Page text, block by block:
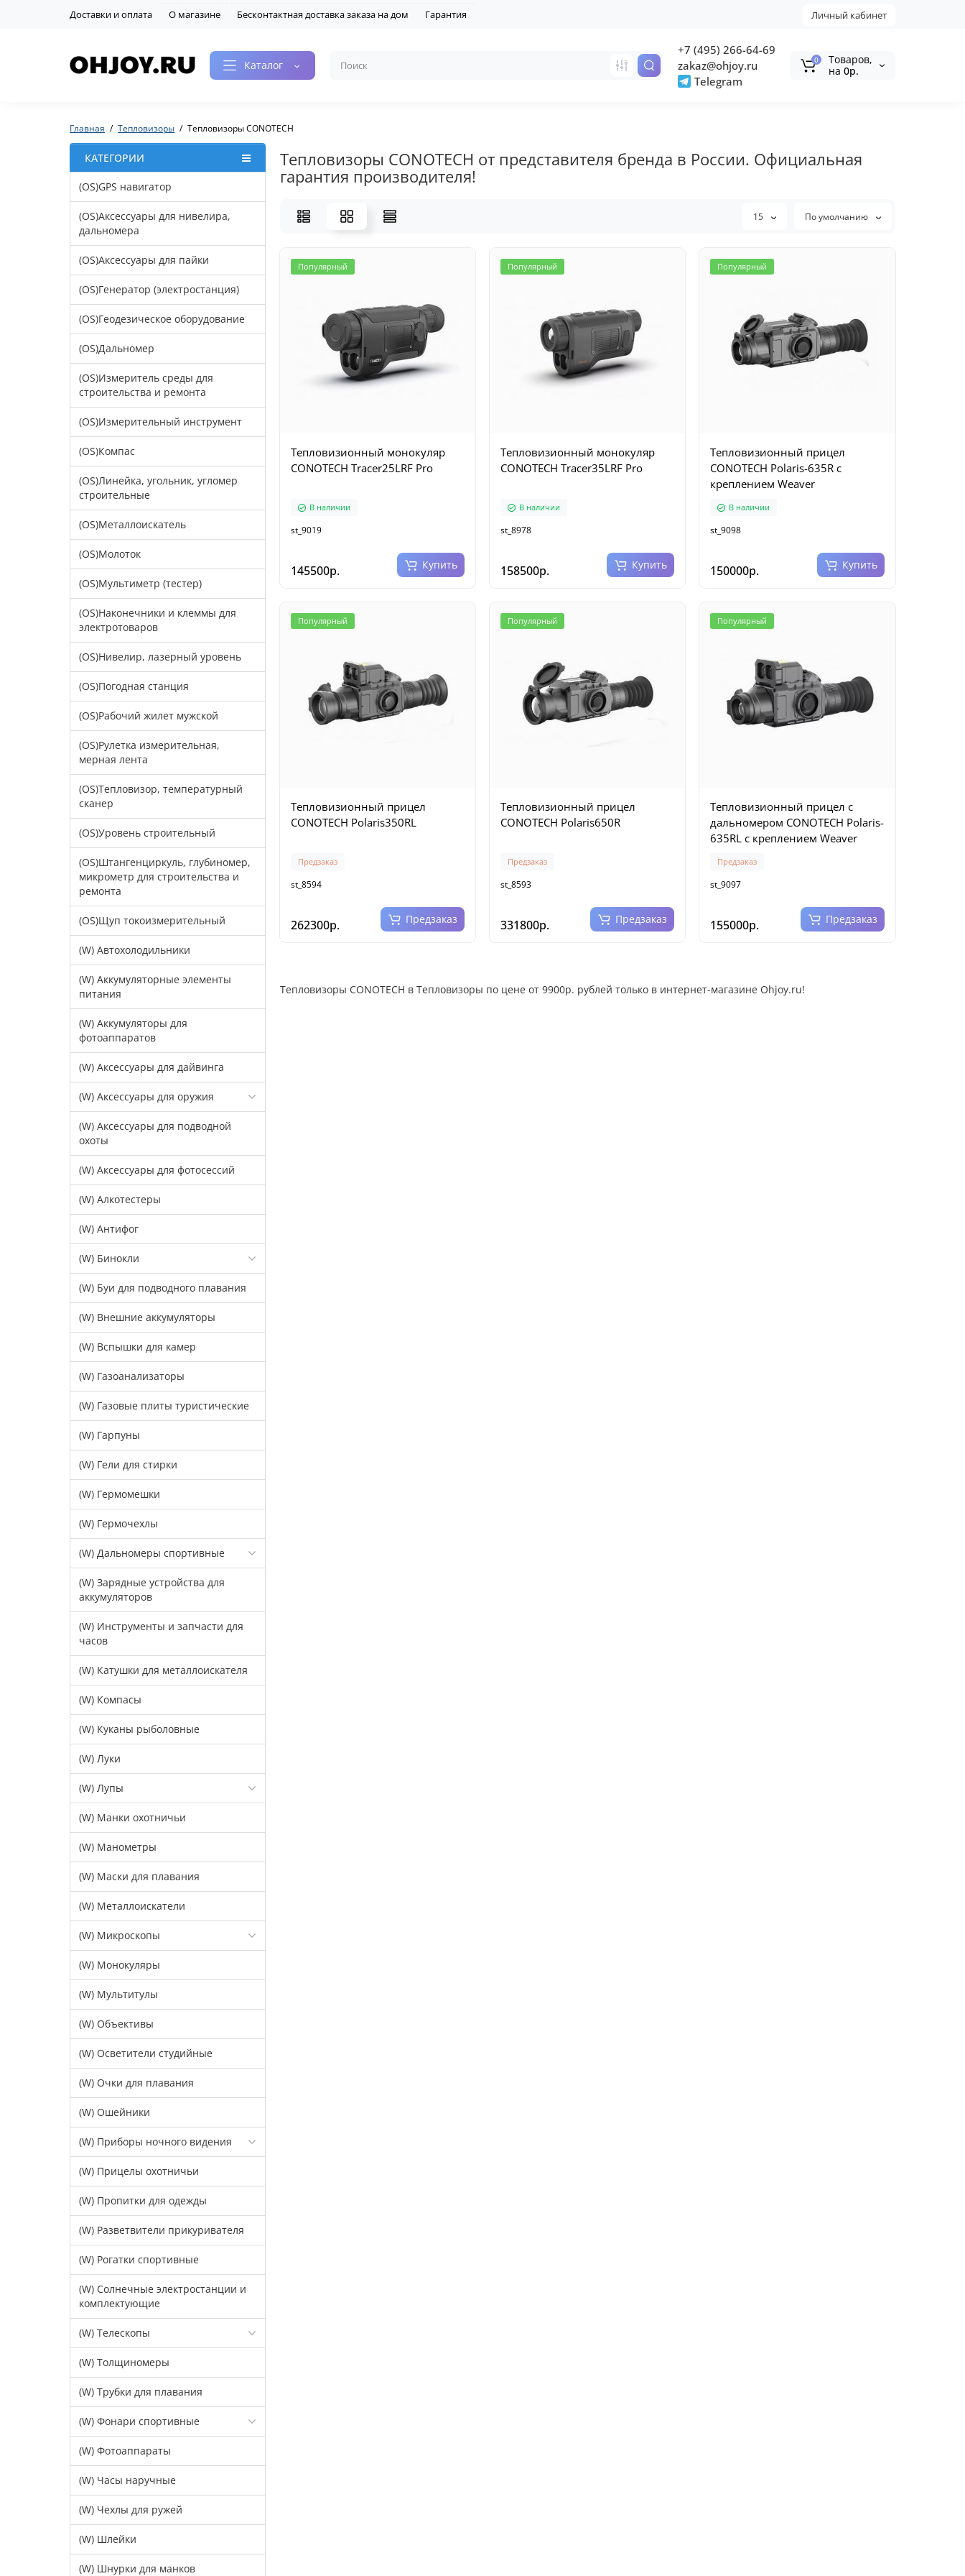
Доставки и оплата О магазине Бесконтактная доставка заказа на дом Гарантия Личный кабинет
Каталог
+7 (495) 266-64-69
zakaz@ohjoy.ru
Telegram
0
Tоваров,
на 0р.
Главная Тепловизоры Тепловизоры CONOTECH
КАТЕГОРИИ
(OS)GPS навигатор
(OS)Аксессуары для нивелира,
дальномера
(OS)Аксессуары для пайки
(OS)Генератор (электростанция)
(OS)Геодезическое оборудование
(OS)Дальномер
(OS)Измеритель среды для
строительства и ремонта
(OS)Измерительный инструмент
(OS)Компас
(OS)Линейка, угольник, угломер
строительные
(OS)Металлоискатель
(OS)Молоток
(OS)Мультиметр (тестер)
(OS)Наконечники и клеммы для
электротоваров
(OS)Нивелир, лазерный уровень
(OS)Погодная станция
(OS)Рабочий жилет мужской
(OS)Рулетка измерительная,
мерная лента
(OS)Тепловизор, температурный
сканер
(OS)Уровень строительный
(OS)Штангенциркуль, глубиномер,
микрометр для строительства и
ремонта
(OS)Щуп токоизмерительный
(W) Автохолодильники
(W) Аккумуляторные элементы
питания
(W) Аккумуляторы для
фотоаппаратов
(W) Аксессуары для дайвинга
(W) Аксессуары для оружия
(W) Аксессуары для подводной
охоты
(W) Аксессуары для фотосессий
(W) Алкотестеры
(W) Антифог
(W) Бинокли
(W) Буи для подводного плавания
(W) Внешние аккумуляторы
(W) Вспышки для камер
(W) Газоанализаторы
(W) Газовые плиты туристические
(W) Гарпуны
(W) Гели для стирки
(W) Гермомешки
(W) Гермочехлы
(W) Дальномеры спортивные
(W) Зарядные устройства для
аккумуляторов
(W) Инструменты и запчасти для
часов
(W) Катушки для металлоискателя
(W) Компасы
(W) Куканы рыболовные
(W) Луки
(W) Лупы
(W) Манки охотничьи
(W) Манометры
(W) Маски для плавания
(W) Металлоискатели
(W) Микроскопы
(W) Монокуляры
(W) Мультитулы
(W) Объективы
(W) Осветители студийные
(W) Очки для плавания
(W) Ошейники
(W) Приборы ночного видения
(W) Прицелы охотничьи
(W) Пропитки для одежды
(W) Разветвители прикуривателя
(W) Рогатки спортивные
(W) Солнечные электростанции и
комплектующие
(W) Телескопы
(W) Толщиномеры
(W) Трубки для плавания
(W) Фонари спортивные
(W) Фотоаппараты
(W) Часы наручные
(W) Чехлы для ружей
(W) Шлейки
(W) Шнурки для манков
Тепловизоры CONOTECH от представителя бренда в России. Официальная
гарантия производителя!
15 По умолчанию
Популярный
Тепловизионный монокуляр
CONOTECH Tracer25LRF Pro
В наличии
st_9019
145500р. Купить
Популярный
Тепловизионный монокуляр
CONOTECH Tracer35LRF Pro
В наличии
st_8978
158500р. Купить
Популярный
Тепловизионный прицел
CONOTECH Polaris-635R с
креплением Weaver
В наличии
st_9098
150000р. Купить
Популярный
Тепловизионный прицел
CONOTECH Polaris350RL
Предзаказ
st_8594
262300р. Предзаказ
Популярный
Тепловизионный прицел
CONOTECH Polaris650R
Предзаказ
st_8593
331800р. Предзаказ
Популярный
Тепловизионный прицел с
дальномером CONOTECH Polaris-
635RL с креплением Weaver
Предзаказ
st_9097
155000р. Предзаказ
Тепловизоры CONOTECH в Тепловизоры по цене от 9900р. рублей только в интернет-магазине Ohjoy.ru!